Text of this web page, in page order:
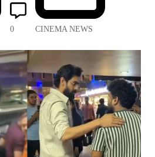
0 CINEMA NEWS